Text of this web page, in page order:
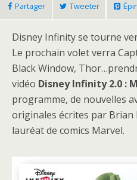
Partager Tweeter
Disney Infinity se tourne
Le prochain volet verra
Black Window,
vidéo Disney Infinity 2.0 :
programme, de nouvelles
originales écrites par Brian
lauréat de comics Marvel.